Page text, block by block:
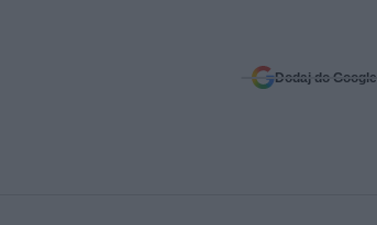
Dodaj do Google